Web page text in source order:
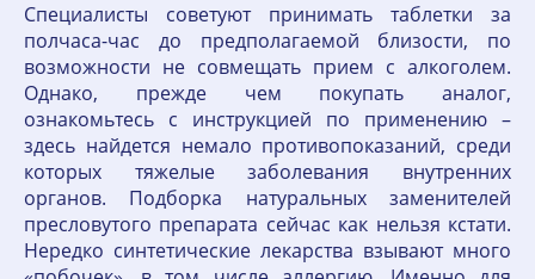
Специалисты советуют принимать таблетки за
полчаса-час до предполагаемой близости, по
возможности не совмещать прием с алкоголем.
Однако, прежде чем покупать аналог,
ознакомьтесь с инструкцией по применению –
здесь найдется немало противопоказаний, среди
которых тяжелые заболевания внутренних
органов. Подборка натуральных заменителей
пресловутого препарата сейчас как нельзя кстати.
Нередко синтетические лекарства взывают много